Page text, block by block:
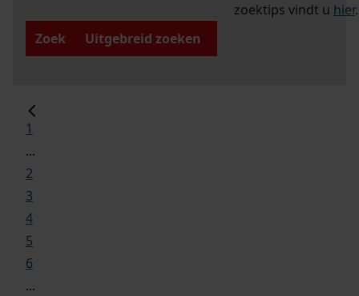
zoektips vindt u hier.
Zoek
Uitgebreid zoeken
1
...
2
3
4
5
6
...